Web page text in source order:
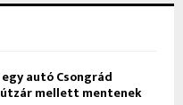
autó Csongrád
mellett mentenek